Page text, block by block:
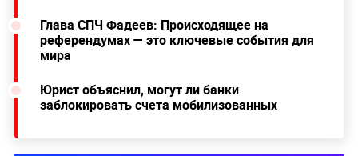
Глава СПЧ Фадеев: Происходящее на
референдумах — это ключевые события для
мира
Юрист объяснил, могут ли банки
заблокировать счета мобилизованных